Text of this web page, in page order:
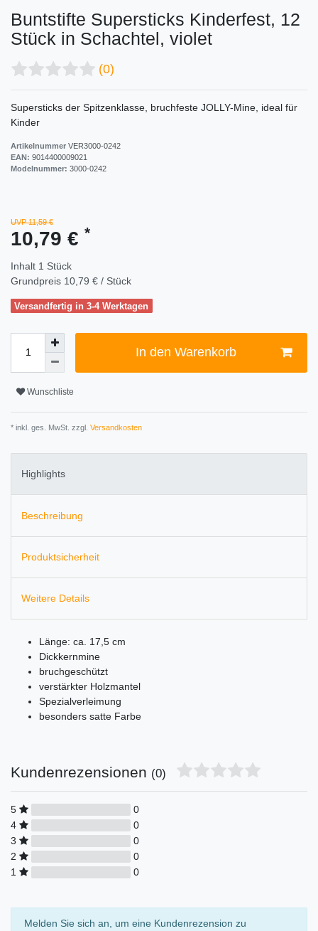
Buntstifte Supersticks Kinderfest, 12
Stück in Schachtel, violet
(0)
Supersticks der Spitzenklasse, bruchfeste JOLLY-Mine, ideal für
Kinder
Artikelnummer VER3000-0242
EAN: 9014400009021
Modelnummer: 3000-0242
UVP 11,59 €
10,79 € *
Inhalt 1 Stück
Grundpreis 10,79 € / Stück
Versandfertig in 3-4 Werktagen
In den Warenkorb
Wunschliste
* inkl. ges. MwSt. zzgl. Versandkosten
Highlights
Beschreibung
Produktsicherheit
Weitere Details
Länge: ca. 17,5 cm
Dickkernmine
bruchgeschützt
verstärkter Holzmantel
Spezialverleimung
besonders satte Farbe
Kundenrezensionen (0)
5
0
4
0
3
0
2
0
1
0
Melden Sie sich an, um eine Kundenrezension zu